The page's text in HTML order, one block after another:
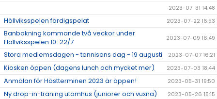
2023-07-31 14:48
Höllviksspelen färdigspelat 2023-07-22 16:53
Banbokning kommande två veckor under
Höllviksspelen 10-22/7
2023-07-09 16:49
Stora medlemsdagen - tennisens dag - 19 augusti 2023-07-07 16:21
Kiosken öppen (dagens lunch och mycket mer) 2023-07-03 18:44
Anmälan för Höstterminen 2023 är öppen! 2023-05-31 19:50
Ny drop-in-träning utomhus (juniorer och vuxna) 2023-05-26 15:15